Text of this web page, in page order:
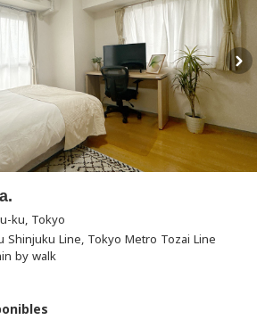
ku, Tokyo
Shinjuku Line, Tokyo Metro Tozai Line
by walk